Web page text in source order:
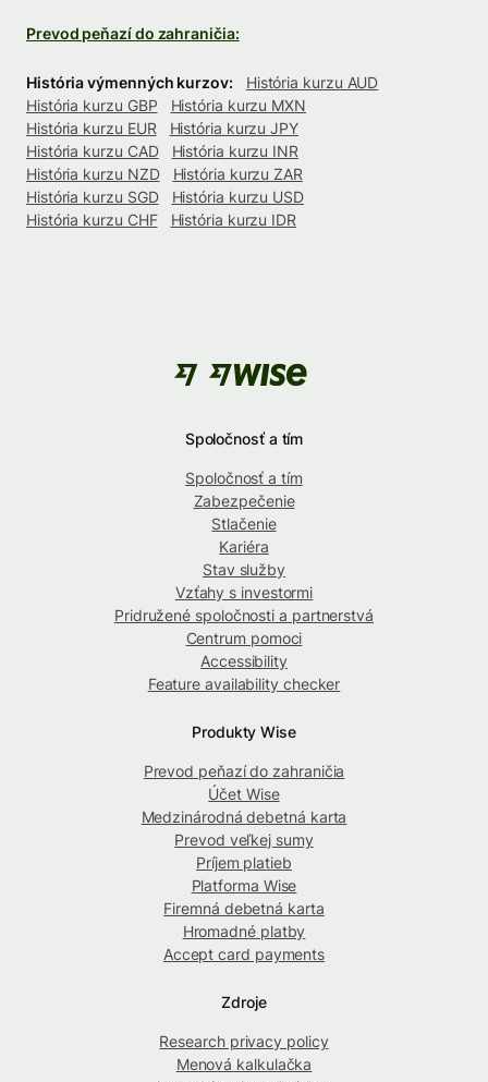
Prevod peňazí do zahraničia:
História výmenných kurzov:
História kurzu AUD
História kurzu GBP
História kurzu MXN
História kurzu EUR
História kurzu JPY
História kurzu CAD
História kurzu INR
História kurzu NZD
História kurzu ZAR
História kurzu SGD
História kurzu USD
História kurzu CHF
História kurzu IDR
Spoločnosť a tím
Spoločnosť a tím
Zabezpečenie
Stlačenie
Kariéra
Stav služby
Vzťahy s investormi
Pridružené spoločnosti a partnerstvá
Centrum pomoci
Accessibility
Feature availability checker
Produkty Wise
Prevod peňazí do zahraničia
Účet Wise
Medzinárodná debetná karta
Prevod veľkej sumy
Príjem platieb
Platforma Wise
Firemná debetná karta
Hromadné platby
Accept card payments
Zdroje
Research privacy policy
Menová kalkulačka